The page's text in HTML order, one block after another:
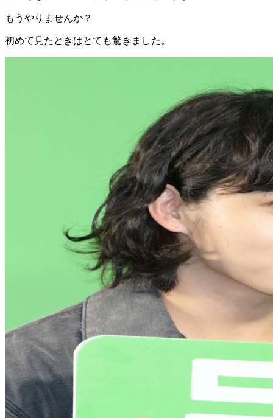
もうやりませんか？
初めて見たときはとても驚きました。